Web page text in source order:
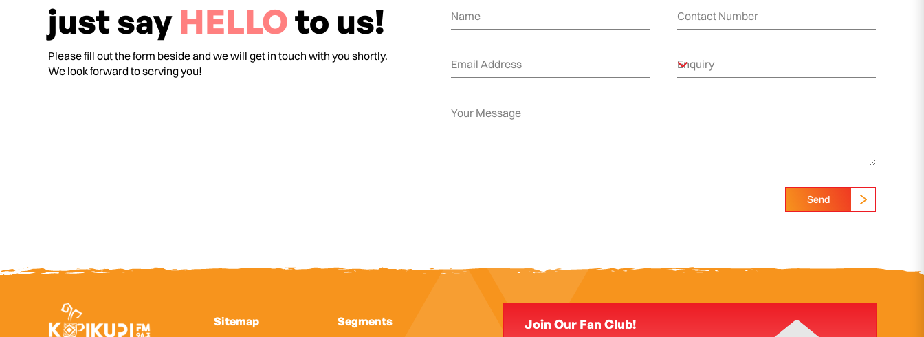
just say HELLOto us!
Please fill out the form beside and we will get in touch with you shortly.
We look forward to serving you!
Send
Sitemap Segments Join Our Fan Club!